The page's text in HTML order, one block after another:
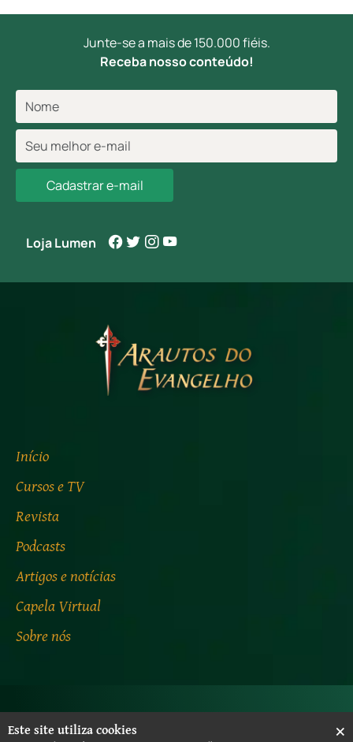
Junte-se a mais de 150.000 fiéis.
Receba nosso conteúdo!
Cadastrar e-mail
Loja Lumen
Início
Cursos e TV
Revista
Podcasts
Artigos e notícias
Capela Virtual
Sobre nós
Central de ajuda
Este site utiliza cookies ×